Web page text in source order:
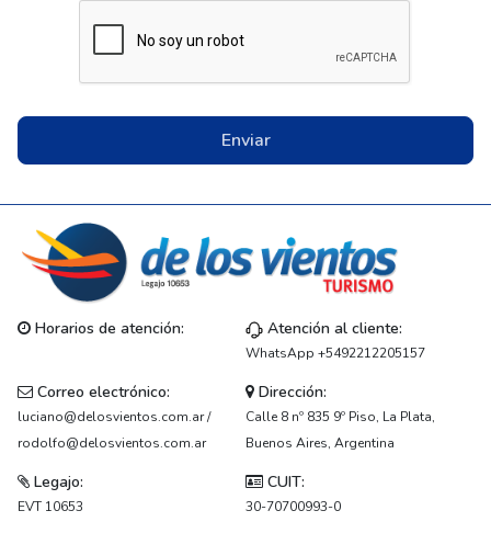
Enviar
Horarios de atención: Atención al cliente:
WhatsApp +5492212205157
Correo electrónico:
luciano@delosvientos.com.ar /
rodolfo@delosvientos.com.ar
Dirección:
Calle 8 nº 835 9º Piso, La Plata,
Buenos Aires, Argentina
Legajo:
EVT 10653
CUIT:
30-70700993-0